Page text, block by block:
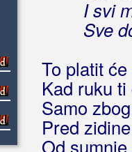
I svi
Sve
To platit
Kad ruku ti
Samo
Pred
Od